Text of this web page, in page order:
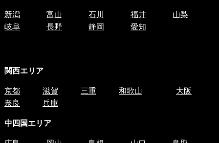
新潟 富山 石川 福井
山梨
岐阜
長野 静岡 愛知
関西エリア
京都 滋賀 三重 和歌山
大阪
奈良
兵庫
中四国エリア